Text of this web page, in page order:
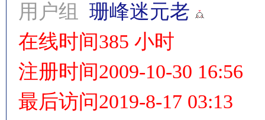
用户组 珊峰迷元老
在线时间385 小时
注册时间2009-10-30 16:56
最后访问2019-8-17 03:13